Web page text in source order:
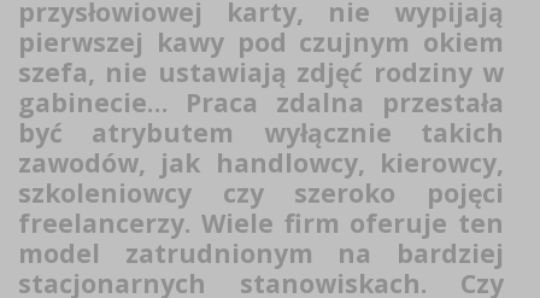
przysłowiowej karty, nie wypijają
pierwszej kawy pod czujnym okiem
szefa, nie ustawiają zdjęć rodziny w
gabinecie… Praca zdalna przestała
być atrybutem wyłącznie takich
zawodów, jak handlowcy, kierowcy,
szkoleniowcy czy szeroko pojęci
freelancerzy. Wiele firm oferuje ten
model zatrudnionym na bardziej
stacjonarnych stanowiskach. Czy